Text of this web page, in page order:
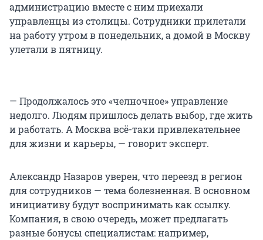
администрацию вместе с ним приехали
управленцы из столицы. Сотрудники прилетали
на работу утром в понедельник, а домой в Москву
улетали в пятницу.
— Продолжалось это «челночное» управление
недолго. Людям пришлось делать выбор, где жить
и работать. А Москва всё-таки привлекательнее
для жизни и карьеры, — говорит эксперт.
Александр Назаров уверен, что переезд в регион
для сотрудников — тема болезненная. В основном
инициативу будут воспринимать как ссылку.
Компания, в свою очередь, может предлагать
разные бонусы специалистам: например,